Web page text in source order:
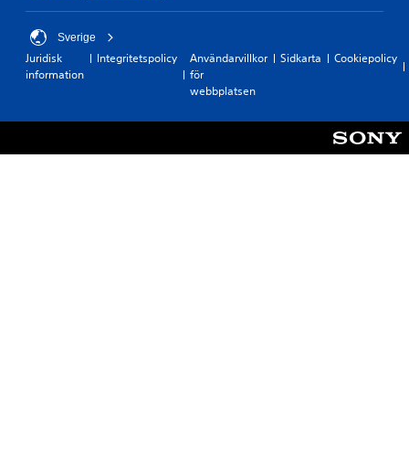
Sverige
Juridisk
information
Integritetspolicy
Användarvillkor
för
webbplatsen
Sidkarta Cookiepolicy